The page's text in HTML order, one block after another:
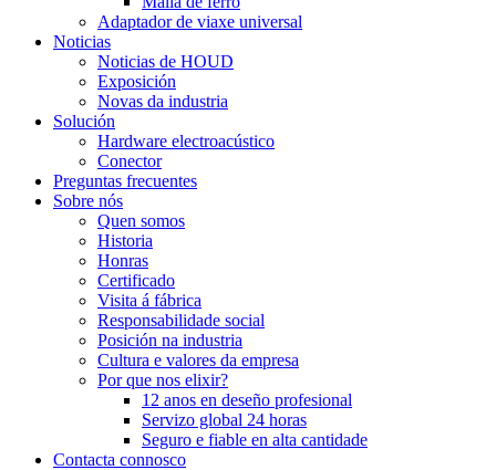
Adaptador de viaxe universal
Noticias
Noticias de HOUD
Exposición
Novas da industria
Solución
Hardware electroacústico
Conector
Preguntas frecuentes
Sobre nós
Quen somos
Historia
Honras
Certificado
Visita á fábrica
Responsabilidade social
Posición na industria
Cultura e valores da empresa
Por que nos elixir?
12 anos en deseño profesional
Servizo global 24 horas
Seguro e fiable en alta cantidade
Contacta connosco